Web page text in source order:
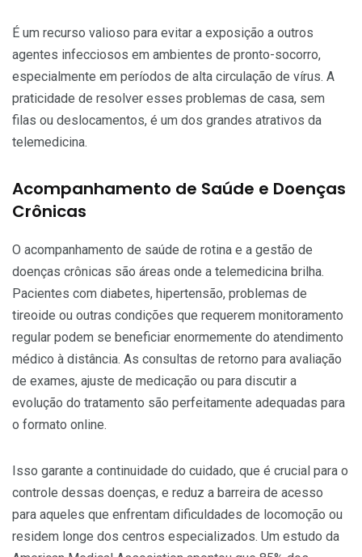
É um recurso valioso para evitar a exposição a outros
agentes infecciosos em ambientes de pronto-socorro,
especialmente em períodos de alta circulação de vírus. A
praticidade de resolver esses problemas de casa, sem
filas ou deslocamentos, é um dos grandes atrativos da
telemedicina.
Acompanhamento de Saúde e Doenças
Crônicas
O acompanhamento de saúde de rotina e a gestão de
doenças crônicas são áreas onde a telemedicina brilha.
Pacientes com diabetes, hipertensão, problemas de
tireoide ou outras condições que requerem monitoramento
regular podem se beneficiar enormemente do atendimento
médico à distância. As consultas de retorno para avaliação
de exames, ajuste de medicação ou para discutir a
evolução do tratamento são perfeitamente adequadas para
o formato online.
Isso garante a continuidade do cuidado, que é crucial para o
controle dessas doenças, e reduz a barreira de acesso
para aqueles que enfrentam dificuldades de locomoção ou
residem longe dos centros especializados. Um estudo da